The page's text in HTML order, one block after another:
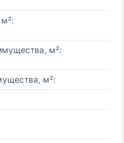
м²:
м²: